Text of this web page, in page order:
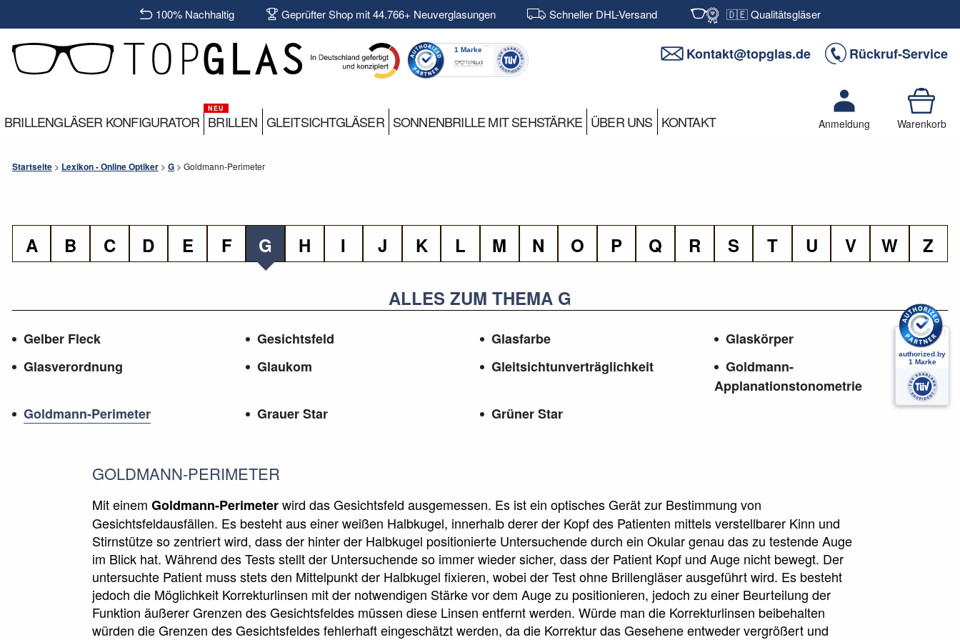
100% Nachhaltig Geprüfter Shop mit 44.766+ Neuverglasungen Schneller DHL-Versand 🇩🇪 Qualitätsgläser
Kontakt@topglas.de Rückruf-Service
BRILLENGLÄSER KONFIGURATOR BRILLEN GLEITSICHTGLÄSER SONNENBRILLE MIT SEHSTÄRKE ÜBER UNS KONTAKT Anmeldung Warenkorb
Startseite > Lexikon - Online Optiker > G > Goldmann-Perimeter
A B C D E F G H I J K L M N O P Q R S T U V W Z
ALLES ZUM THEMA G
Gelber Fleck Gesichtsfeld Glasfarbe
Glaskörper
Glasverordnung
Glaukom Gleitsichtunverträglichkeit
Goldmann-
Applanationstonometrie
Goldmann-Perimeter
Grauer Star Grüner Star
GOLDMANN-PERIMETER
Mit einem Goldmann-Perimeterwird das Gesichtsfeld ausgemessen. Es ist ein optisches Gerät zur Bestimmung von
Gesichtsfeldausfällen. Es besteht aus einer weißen Halbkugel, innerhalb derer der Kopf des Patienten mittels verstellbarer Kinn und
Stirnstütze so zentriert wird, dass der hinter der Halbkugel positionierte Untersuchende durch ein Okular genau das zu testende Auge
im Blick hat. Während des Tests stellt der Untersuchende so immer wieder sicher, dass der Patient Kopf und Auge nicht bewegt. Der
untersuchte Patient muss stets den Mittelpunkt der Halbkugel fixieren, wobei der Test ohne Brillengläser ausgeführt wird. Es besteht
jedoch die Möglichkeit Korrekturlinsen mit der notwendigen Stärke vor dem Auge zu positionieren, jedoch zu einer Beurteilung der
Funktion äußerer Grenzen des Gesichtsfeldes müssen diese Linsen entfernt werden. Würde man die Korrekturlinsen beibehalten
würden die Grenzen des Gesichtsfeldes fehlerhaft eingeschätzt werden, da die Korrektur das Gesehene entweder vergrößert und